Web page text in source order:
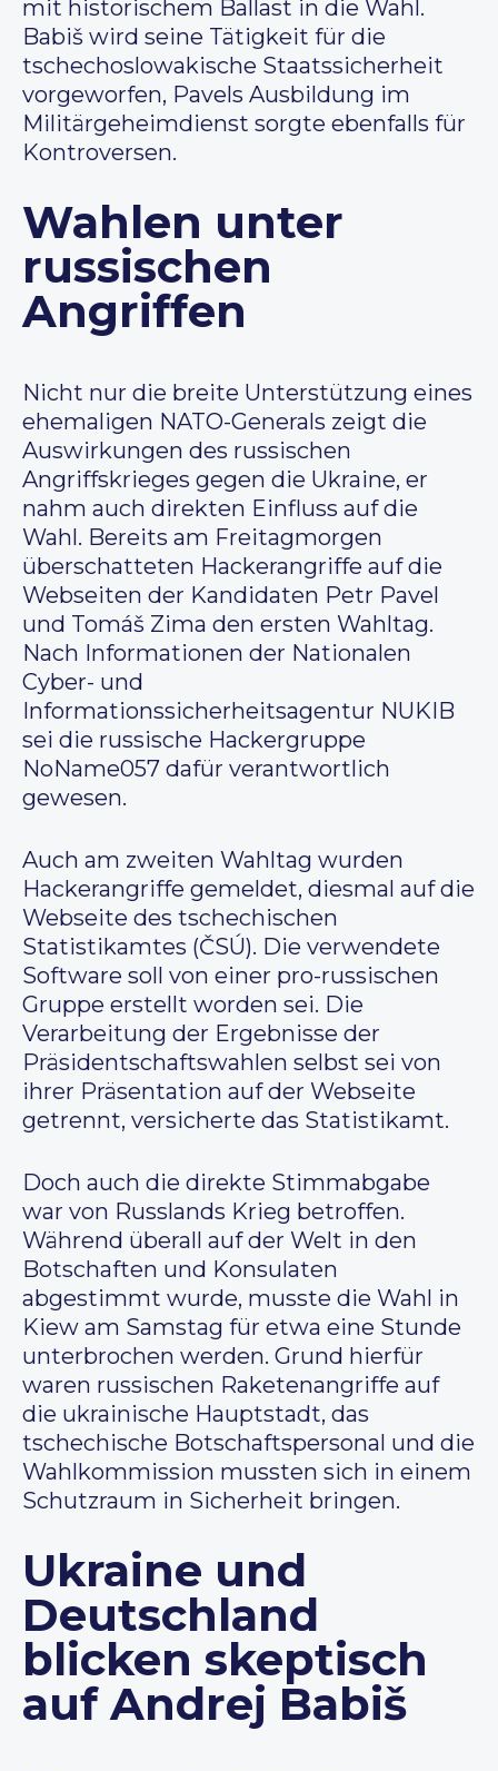
mit historischem Ballast in die Wahl.
Babiš wird seine Tätigkeit für die
tschechoslowakische Staatssicherheit
vorgeworfen, Pavels Ausbildung im
Militärgeheimdienst sorgte ebenfalls für
Kontroversen.
Wahlen unter
russischen
Angriffen
Nicht nur die breite Unterstützung eines
ehemaligen NATO-Generals zeigt die
Auswirkungen des russischen
Angriffskrieges gegen die Ukraine, er
nahm auch direkten Einfluss auf die
Wahl. Bereits am Freitagmorgen
überschatteten Hackerangriffe auf die
Webseiten der Kandidaten Petr Pavel
und Tomáš Zima den ersten Wahltag.
Nach Informationen der Nationalen
Cyber- und
Informationssicherheitsagentur NUKIB
sei die russische Hackergruppe
NoName057 dafür verantwortlich
gewesen.
Auch am zweiten Wahltag wurden
Hackerangriffe gemeldet, diesmal auf die
Webseite des tschechischen
Statistikamtes (ČSÚ). Die verwendete
Software soll von einer pro-russischen
Gruppe erstellt worden sei. Die
Verarbeitung der Ergebnisse der
Präsidentschaftswahlen selbst sei von
ihrer Präsentation auf der Webseite
getrennt, versicherte das Statistikamt.
Doch auch die direkte Stimmabgabe
war von Russlands Krieg betroffen.
Während überall auf der Welt in den
Botschaften und Konsulaten
abgestimmt wurde, musste die Wahl in
Kiew am Samstag für etwa eine Stunde
unterbrochen werden. Grund hierfür
waren russischen Raketenangriffe auf
die ukrainische Hauptstadt, das
tschechische Botschaftspersonal und die
Wahlkommission mussten sich in einem
Schutzraum in Sicherheit bringen.
Ukraine und
Deutschland
blicken skeptisch
auf Andrej Babiš